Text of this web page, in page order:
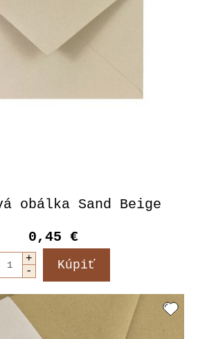
obálka Sand Beige
0,45 €